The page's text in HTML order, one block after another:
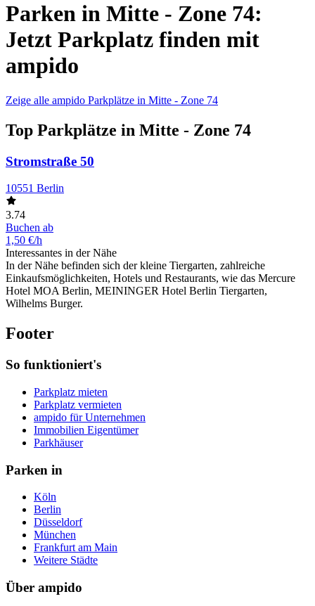
Parken in Mitte - Zone 74:
Jetzt Parkplatz finden mit
ampido
Zeige alle ampido Parkplätze in Mitte - Zone 74
Top Parkplätze in Mitte - Zone 74
Stromstraße 50
10551 Berlin
3.74
Buchen ab
1,50 €/h
Interessantes in der Nähe
In der Nähe befinden sich der kleine Tiergarten, zahlreiche
Einkaufsmöglichkeiten, Hotels und Restaurants, wie das Mercure
Hotel MOA Berlin, MEININGER Hotel Berlin Tiergarten,
Wilhelms Burger.
Footer
So funktioniert's
Parkplatz mieten
Parkplatz vermieten
ampido für Unternehmen
Immobilien Eigentümer
Parkhäuser
Parken in
Köln
Berlin
Düsseldorf
München
Frankfurt am Main
Weitere Städte
Über ampido